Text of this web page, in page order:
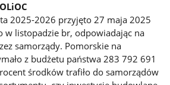
2025-2026 przyjęto 27 maja 2025
w listopadzie br, odpowiadając na
samorządy. Pomorskie na
z budżetu państwa 283 792 691
środków trafiło do samorządów